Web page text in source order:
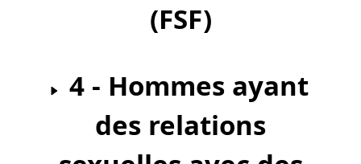
(FSF)
des relations